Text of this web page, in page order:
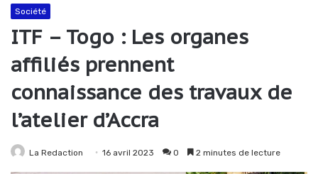
Société
ITF – Togo : Les organes
affiliés prennent
connaissance des travaux de
l’atelier d’Accra
La Redaction 16 avril 2023 0 2 minutes de lecture